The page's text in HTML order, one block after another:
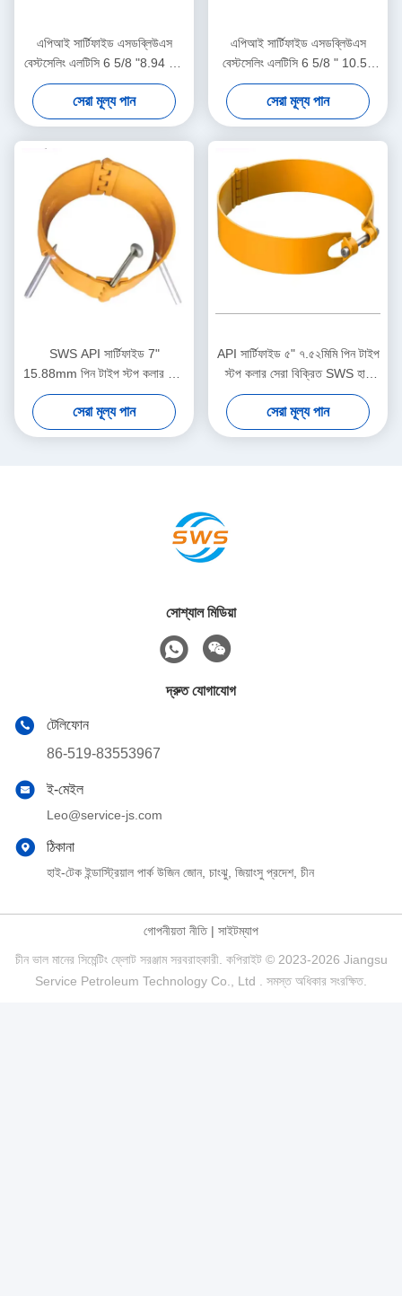
এপিআই সার্টিফাইড এসডব্লিউএস
বেস্টসেলিং এলটিসি 6 5/8 "8.94 মিমি
পিন টাইপ স্টপ কলার তেল ও গ্যাস
কেসিং সেন্ট্রালাইজার সরঞ্জাম
সেরা মূল্য পান
এপিআই সার্টিফাইড এসডব্লিউএস
বেস্টসেলিং এলটিসি 6 5/8 " 10.59
মিমি পিন টাইপ স্টপ কলার তেল ও গ্যাস
কেসিং সেন্ট্রালাইজার টুল
সেরা মূল্য পান
SWS API সার্টিফাইড 7"
15.88mm পিন টাইপ স্টপ কলার তেল
ও গ্যাস কেসিং সেন্ট্রালাইজার
অ্যাপ্লিকেশনের জন্য 1 বছরের ওয়ারেন্টি
সেরা মূল্য পান
API সার্টিফাইড ৫" ৭.৫২মিমি পিন টাইপ
স্টপ কলার সেরা বিক্রিত SWS হাই
কার্বন স্টিল মুভমেন্ট লিমিটার কেসিং
সেন্ট্রালাইজারদের জন্য
সেরা মূল্য পান
সোশ্যাল মিডিয়া
দ্রুত যোগাযোগ
টেলিফোন
86-519-83553967
ই-মেইল
Leo@service-js.com
ঠিকানা
হাই-টেক ইন্ডাস্ট্রিয়াল পার্ক উজিন জোন, চাংঝু, জিয়াংসু প্রদেশ, চীন
গোপনীয়তা নীতি| সাইটম্যাপ
চীন ভাল মানের সিমেন্টিং ফ্লোট সরঞ্জাম সরবরাহকারী. কপিরাইট © 2023-2026 Jiangsu
Service Petroleum Technology Co., Ltd . সমস্ত অধিকার সংরক্ষিত.